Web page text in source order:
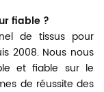
fiable ?
de tissus pour
2008. Nous nous
et fiable sur le
de réussite des